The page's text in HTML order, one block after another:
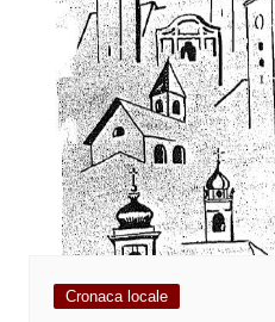
Cronaca locale